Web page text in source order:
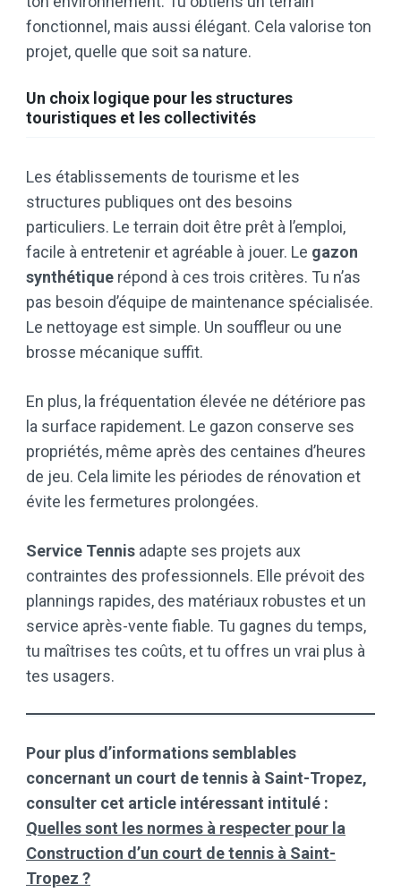
fonctionnel, mais aussi élégant. Cela valorise ton
projet, quelle que soit sa nature.
Un choix logique pour les structures
touristiques et les collectivités
Les établissements de tourisme et les
structures publiques ont des besoins
particuliers. Le terrain doit être prêt à l’emploi,
facile à entretenir et agréable à jouer. Le gazon
synthétique répond à ces trois critères. Tu n’as
pas besoin d’équipe de maintenance spécialisée.
Le nettoyage est simple. Un souffleur ou une
brosse mécanique suffit.
En plus, la fréquentation élevée ne détériore pas
la surface rapidement. Le gazon conserve ses
propriétés, même après des centaines d’heures
de jeu. Cela limite les périodes de rénovation et
évite les fermetures prolongées.
Service Tennis adapte ses projets aux
contraintes des professionnels. Elle prévoit des
plannings rapides, des matériaux robustes et un
service après-vente fiable. Tu gagnes du temps,
tu maîtrises tes coûts, et tu offres un vrai plus à
tes usagers.
Pour plus d’informations semblables
concernant un court de tennis à Saint-Tropez,
consulter cet article intéressant intitulé :
Quelles sont les normes à respecter pour la
Construction d’un court de tennis à Saint-
Tropez ?